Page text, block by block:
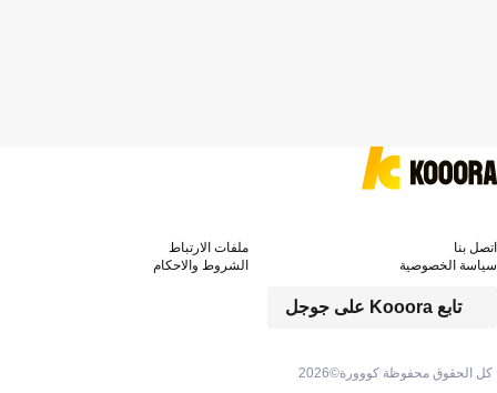
كل الحقوق محفوظة كووورة©2026
تابع Kooora على جوجل
اتصل بنا
ملفات الارتباط
سياسة الخصوصية
الشروط والاحكام